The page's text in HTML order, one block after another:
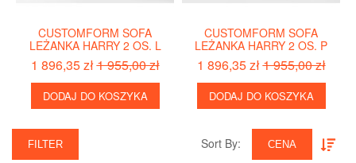
CUSTOMFORM SOFA
LEŻANKA HARRY 2 OS. L
1 896,35 zł1 955,00 zł
DODAJ DO KOSZYKA
CUSTOMFORM SOFA
LEŻANKA HARRY 2 OS. P
1 896,35 zł1 955,00 zł
DODAJ DO KOSZYKA
FILTER Sort By:‎ CENA